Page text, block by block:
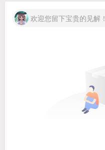
欢迎您留下宝贵的见解！